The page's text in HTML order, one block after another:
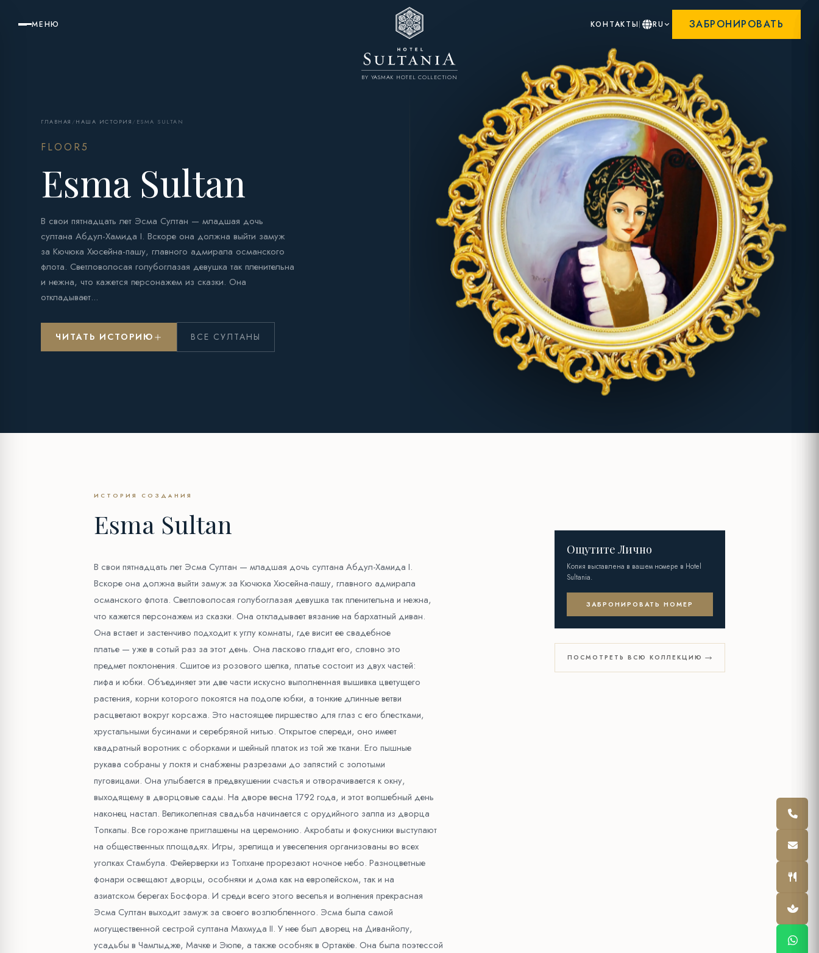
МЕНЮ
BY YASMAK HOTEL COLLECTION
КОНТАКТЫ RU ЗАБРОНИРОВАТЬ
ГЛАВНАЯ / НАША ИСТОРИЯ / ESMA SULTAN
FLOOR5
Esma Sultan
В свои пятнадцать лет Эсма Султан — младшая дочь
султана Абдул-Хамида I. Вскоре она должна выйти замуж
за Кючюка Хюсейна-пашу, главного адмирала османского
флота. Светловолосая голубоглазая девушка так пленительна
и нежна, что кажется персонажем из сказки. Она
откладывает...
ЧИТАТЬ ИСТОРИЮ ВСЕ СУЛТАНЫ
ИСТОРИЯ СОЗДАНИЯ
Esma Sultan
В свои пятнадцать лет Эсма Султан — младшая дочь султана Абдул-Хамида I.
Вскоре она должна выйти замуж за Кючюка Хюсейна-пашу, главного адмирала
османского флота. Светловолосая голубоглазая девушка так пленительна и нежна,
что кажется персонажем из сказки. Она откладывает вязание на бархатный диван.
Она встает и застенчиво подходит к углу комнаты, где висит ее свадебное
платье — уже в сотый раз за этот день. Она ласково гладит его, словно это
предмет поклонения. Сшитое из розового шелка, платье состоит из двух частей:
лифа и юбки. Объединяет эти две части искусно выполненная вышивка цветущего
растения, корни которого покоятся на подоле юбки, а тонкие длинные ветви
расцветают вокруг корсажа. Это настоящее пиршество для глаз с его блестками,
хрустальными бусинами и серебряной нитью. Открытое спереди, оно имеет
квадратный воротник с оборками и шейный платок из той же ткани. Его пышные
рукава собраны у локтя и снабжены разрезами до запястий с золотыми
пуговицами. Она улыбается в предвкушении счастья и отворачивается к окну,
выходящему в дворцовые сады. На дворе весна 1792 года, и этот волшебный день
наконец настал. Великолепная свадьба начинается с орудийного залпа из дворца
Топкапы. Все горожане приглашены на церемонию. Акробаты и фокусники выступают
на общественных площадях. Игры, зрелища и увеселения организованы во всех
уголках Стамбула. Фейерверки из Топхане прорезают ночное небо. Разноцветные
фонари освещают дворцы, особняки и дома как на европейском, так и на
азиатском берегах Босфора. И среди всего этого веселья и волнения прекрасная
Эсма Султан выходит замуж за своего возлюбленного. Эсма была самой
могущественной сестрой султана Махмуда II. У нее был дворец на Диванйолу,
усадьбы в Чамлыдже, Мачке и Эюпе, а также особняк в Ортакёе. Она была поэтессой
Ощутите Лично
Копия выставлена в вашем номере в Hotel
Sultania.
ЗАБРОНИРОВАТЬ НОМЕР
ПОСМОТРЕТЬ ВСЮ КОЛЛЕКЦИЮ